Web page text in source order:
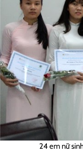
24 em nữ